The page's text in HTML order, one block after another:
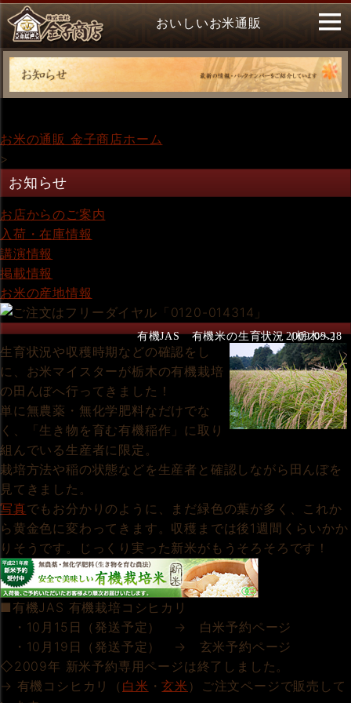
おいしいお米通販
お米の通販 金子商店ホーム
>
お知らせ
お店からのご案内
入荷・在庫情報
講演情報
掲載情報
お米の産地情報
有機JAS 有機米の生育状況（栃木へ）
2009.09.28
生育状況や収穫時期などの確認をし
に、お米マイスターが栃木の有機栽培
の田んぼへ行ってきました！
単に無農薬・無化学肥料なだけでな
く、「生き物を育む有機稲作」に取り
組んでいる生産者に限定。
栽培方法や稲の状態などを生産者と確認しながら田んぼを
見てきました。
写真でもお分かりのように、まだ緑色の葉が多く、これか
ら黄金色に変わってきます。収穫までは後1週間くらいかか
りそうです。じっくり実った新米がもうそろそろです！
■有機JAS 有機栽培コシヒカリ
・10月15日（発送予定） → 白米予約ページ
・10月19日（発送予定） → 玄米予約ページ
◇2009年 新米予約専用ページは終了しました。
→ 有機コシヒカリ（ 白米 ・玄米 ）ご注文ページで販売して